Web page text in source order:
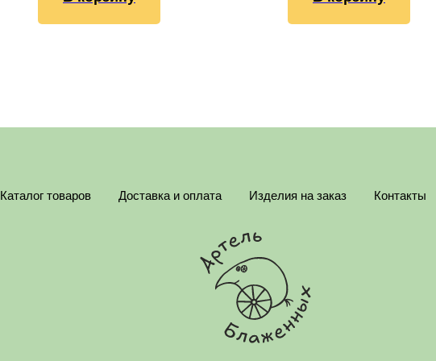
Каталог товаров Доставка и оплата Изделия на заказ Контакты